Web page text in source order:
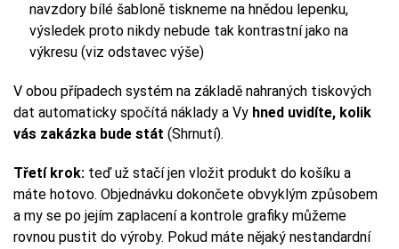
navzdory bílé šabloně tiskneme na hnědou lepenku,
výsledek proto nikdy nebude tak kontrastní jako na
výkresu (viz odstavec výše)
V obou případech systém na základě nahraných tiskových
dat automaticky spočítá náklady a Vy hned uvidíte, kolik
vás zakázka bude stát (Shrnutí).
Třetí krok: teď už stačí jen vložit produkt do košíku a
máte hotovo. Objednávku dokončete obvyklým způsobem
a my se po jejím zaplacení a kontrole grafiky můžeme
rovnou pustit do výroby. Pokud máte nějaký nestandardní